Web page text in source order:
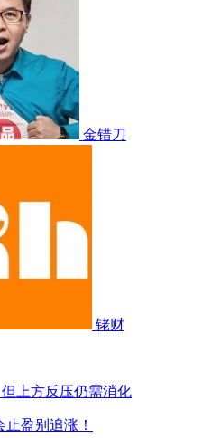
金错刀
铑财
上方反压仍需消化
盈别追涨！